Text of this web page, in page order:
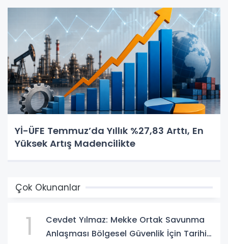
Yİ-ÜFE Temmuz’da Yıllık %27,83 Arttı, En
Yüksek Artış Madencilikte
Çok Okunanlar
1
Cevdet Yılmaz: Mekke Ortak Savunma
Anlaşması Bölgesel Güvenlik İçin Tarihi